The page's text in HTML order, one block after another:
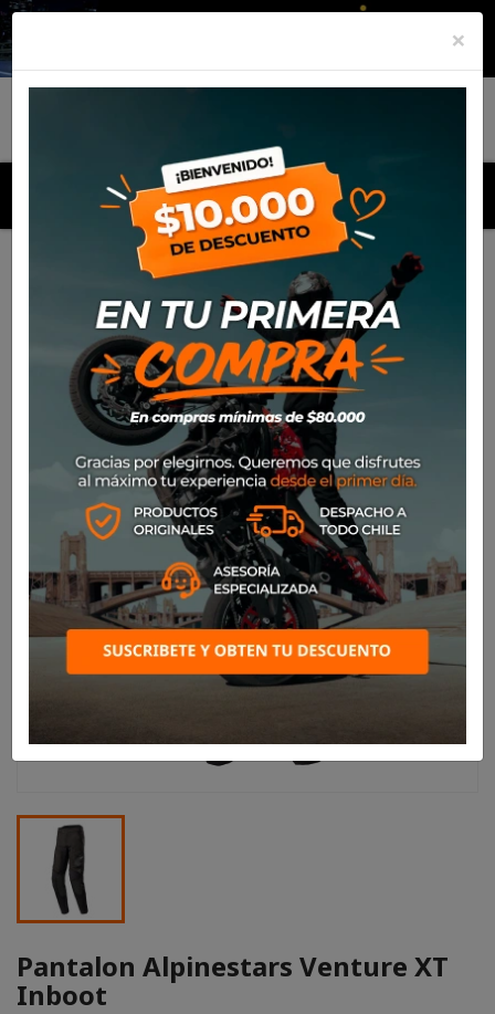
MENU
Productos Pantalon Alpinestars Venture XT Inboot
Pantalon Alpinestars Venture XT
Inboot
×